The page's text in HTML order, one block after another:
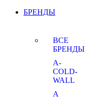
БРЕНДЫ
ВСЕ
БРЕНДЫ
A-
COLD-
WALL
A